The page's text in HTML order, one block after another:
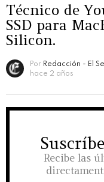
Técnico de
SSD para
Silicon.
Por Redacción - El
hace 2 años
Recibe las